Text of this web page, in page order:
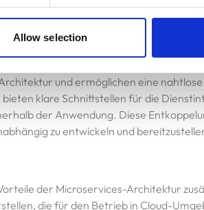
Allow selection
was Teams ermöglicht, schnell
zu überführen.
und ermöglichen eine
klare Schnittstellen für die
der Anwendung. Diese
zu entwickeln und
der Microservices-Architektur
die für den Betrieb in Cloud-